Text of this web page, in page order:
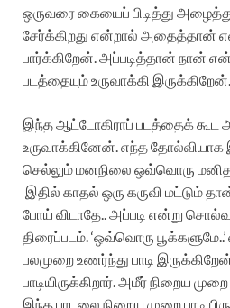
ஒருவரை கையைப் பிடித்து
சேர்க்கிறது என்றால் அதைத்தான்
பார்க்கிறேன். அப்படித்தான் நான்
படத்தையும் உருவாக்கி இருக்கிறேன்.
இந்த ஆட்டோகிராப் படத்தைக் கூட
உருவாக்கினேன். எந்த தோல்வியாக
செல்லும் மனநிலை ஒவ்வொரு
இதில் காதல் ஒரு கருவி மட்டும்
போய் விடாதே.. அப்படி என்று
திரைப்படம். ‘ஒவ்வொரு
பலமுறை உணர்ந்து பாடி
பாடியிருக்கிறார். அமீர் நிறைய முறை
இந்த பாடலை நிறைய முறை